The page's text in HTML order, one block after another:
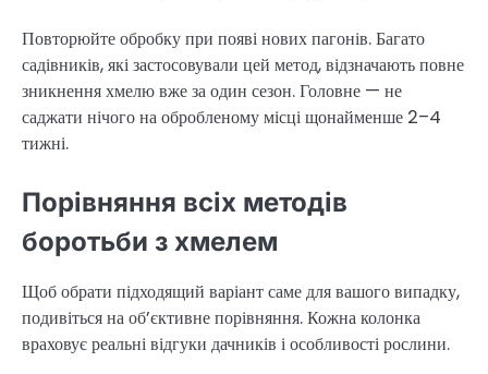
Повторюйте обробку при появі нових пагонів. Багато
садівників, які застосовували цей метод, відзначають повне
зникнення хмелю вже за один сезон. Головне — не
саджати нічого на обробленому місці щонайменше 2–4
тижні.
Порівняння всіх методів
боротьби з хмелем
Щоб обрати підходящий варіант саме для вашого випадку,
подивіться на об’єктивне порівняння. Кожна колонка
враховує реальні відгуки дачників і особливості рослини.